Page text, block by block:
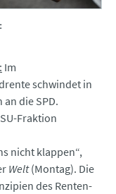
Im
schwindet in
die SPD.
Fraktion
nicht klappen“,
Welt(Montag). Die
des Renten-